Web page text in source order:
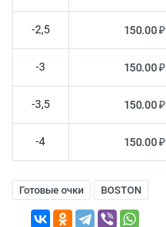
-2,5 150.00 ₽
-3 150.00 ₽
-3,5 150.00 ₽
-4 150.00 ₽
Готовые очки BOSTON